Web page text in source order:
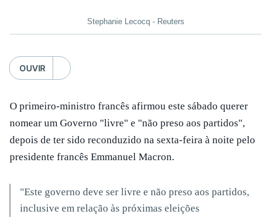
Stephanie Lecocq - Reuters
OUVIR
O primeiro-ministro francês afirmou este sábado querer
nomear um Governo "livre" e "não preso aos partidos",
depois de ter sido reconduzido na sexta-feira à noite pelo
presidente francês Emmanuel Macron.
"Este governo deve ser livre e não preso aos partidos,
inclusive em relação às próximas eleições